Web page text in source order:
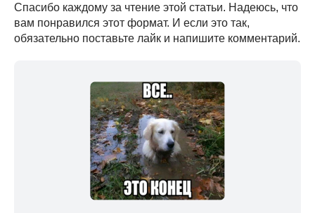
Спасибо каждому за чтение этой статьи. Надеюсь, что
вам понравился этот формат. И если это так,
обязательно поставьте лайк и напишите комментарий.